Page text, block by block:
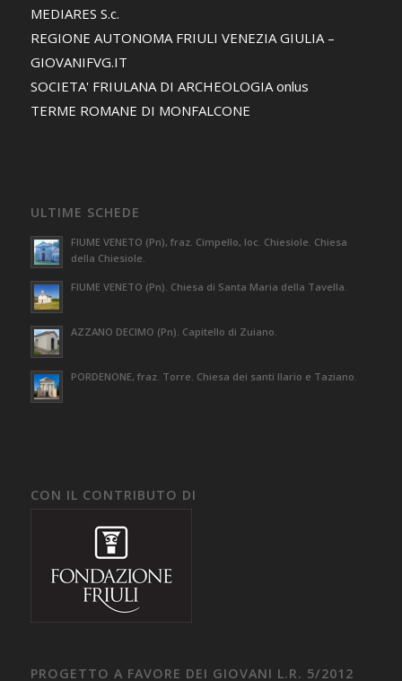
MEDIARES S.c.
REGIONE AUTONOMA FRIULI VENEZIA GIULIA –
GIOVANIFVG.IT
SOCIETA' FRIULANA DI ARCHEOLOGIA onlus
TERME ROMANE DI MONFALCONE
ULTIME SCHEDE
FIUME VENETO (Pn), fraz. Cimpello, loc. Chiesiole. Chiesa
della Chiesiole.
FIUME VENETO (Pn). Chiesa di Santa Maria della Tavella.
AZZANO DECIMO (Pn). Capitello di Zuiano.
PORDENONE, fraz. Torre. Chiesa dei santi Ilario e Taziano.
CON IL CONTRIBUTO DI
PROGETTO A FAVORE DEI GIOVANI L.R. 5/2012